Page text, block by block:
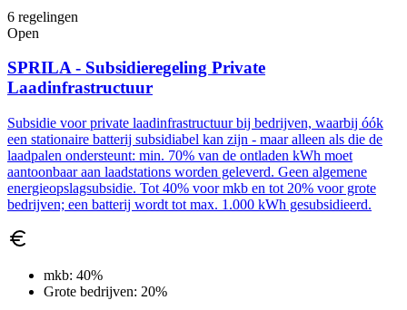
6 regelingen
Open
SPRILA - Subsidieregeling Private
Laadinfrastructuur
Subsidie voor private laadinfrastructuur bij bedrijven, waarbij óók
een stationaire batterij subsidiabel kan zijn - maar alleen als die de
laadpalen ondersteunt: min. 70% van de ontladen kWh moet
aantoonbaar aan laadstations worden geleverd. Geen algemene
energieopslagsubsidie. Tot 40% voor mkb en tot 20% voor grote
bedrijven; een batterij wordt tot max. 1.000 kWh gesubsidieerd.
mkb: 40%
Grote bedrijven: 20%